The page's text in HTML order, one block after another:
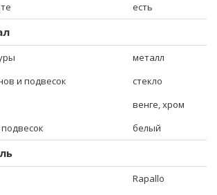
есть
металл
и подвесок
стекло
венге, хром
белый
Rapallo